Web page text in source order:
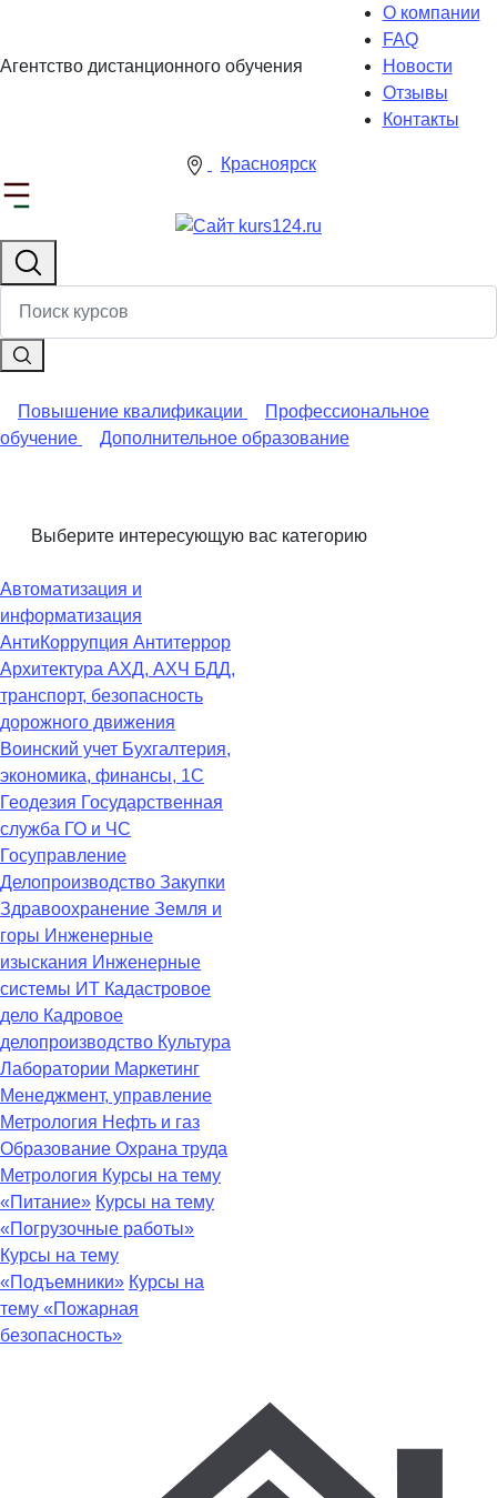
Агентство дистанционного обучения
О компании
FAQ
Новости
Отзывы
Контакты
Красноярск
Повышение квалификации
Профессиональное
обучение
Дополнительное образование
Выберите интересующую вас категорию
Автоматизация и
информатизация
АнтиКоррупция Антитеррор
Архитектура АХД, АХЧ БДД,
транспорт, безопасность
дорожного движения
Воинский учет Бухгалтерия,
экономика, финансы, 1С
Геодезия Государственная
служба ГО и ЧС
Госуправление
Делопроизводство Закупки
Здравоохранение Земля и
горы Инженерные
изыскания Инженерные
системы ИТ Кадастровое
дело Кадровое
делопроизводство Культура
Лаборатории Маркетинг
Менеджмент, управление
Метрология Нефть и газ
Образование Охрана труда
Метрология Курсы на тему
«Питание» Курсы на тему
«Погрузочные работы»
Курсы на тему
«Подъемники» Курсы на
тему «Пожарная
безопасность»